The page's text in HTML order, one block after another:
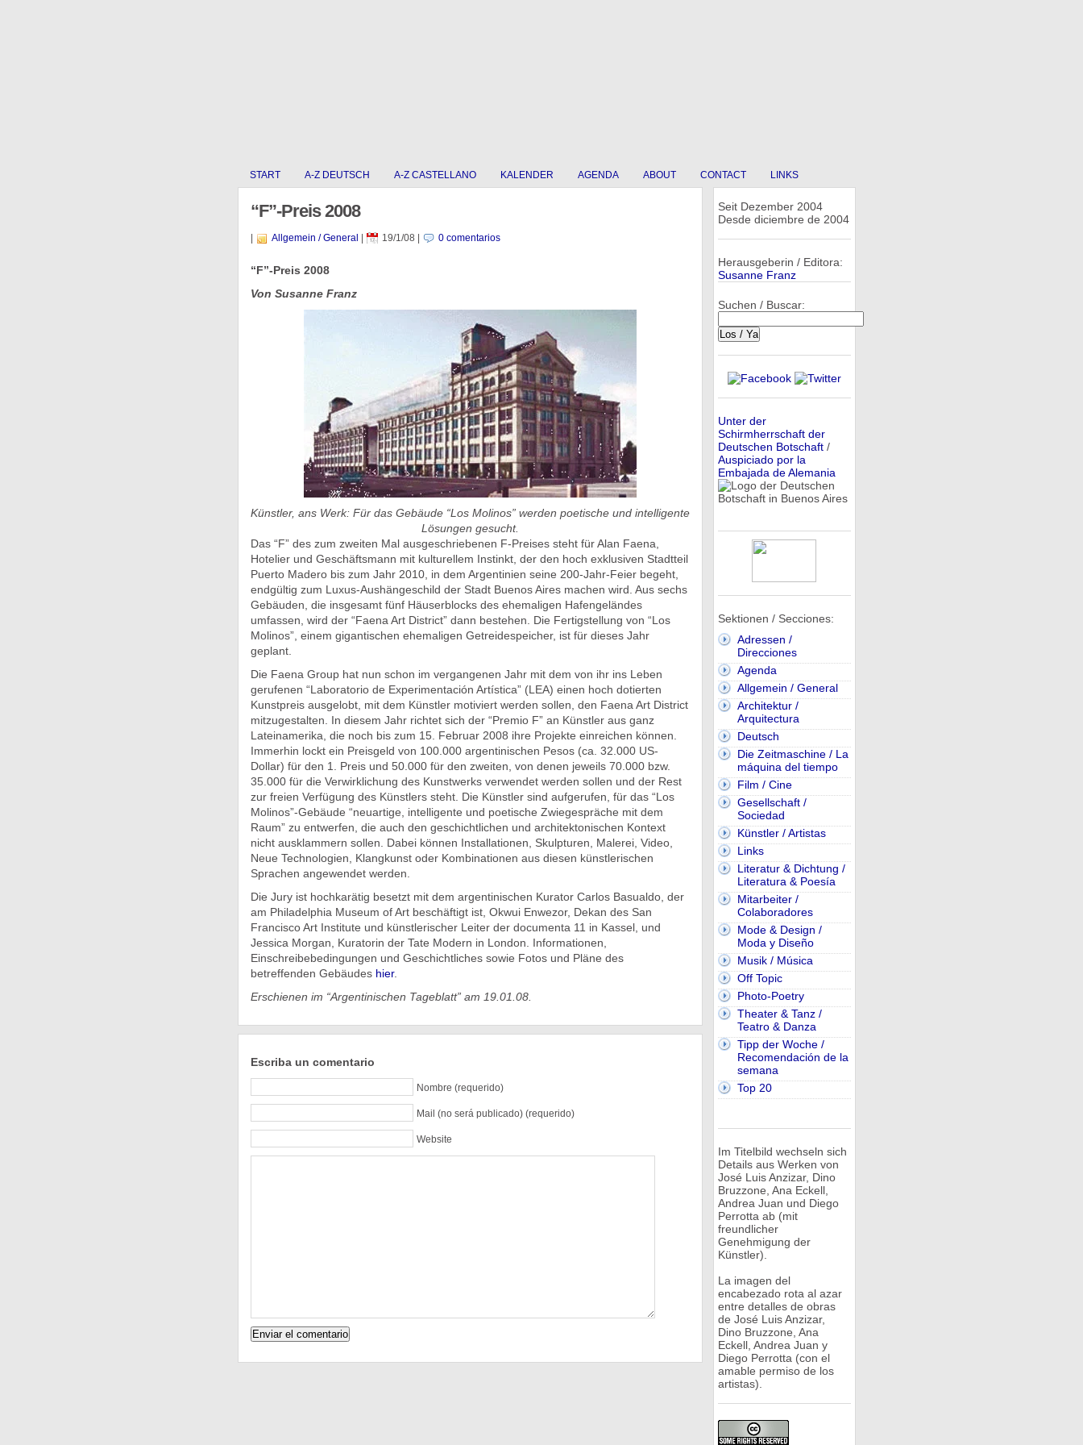
START A-Z DEUTSCH A-Z CASTELLANO KALENDER AGENDA ABOUT CONTACT LINKS
“F”-Preis 2008
Allgemein / General 19/1/08 0 comentarios
“F”-Preis 2008
Von Susanne Franz
Künstler, ans Werk: Für das Gebäude “Los Molinos” werden poetische und intelligente
Lösungen gesucht.
Das “F” des zum zweiten Mal ausgeschriebenen F-Preises steht für Alan Faena,
Hotelier und Geschäftsmann mit kulturellem Instinkt, der den hoch exklusiven Stadtteil
Puerto Madero bis zum Jahr 2010, in dem Argentinien seine 200-Jahr-Feier begeht,
endgültig zum Luxus-Aushängeschild der Stadt Buenos Aires machen wird. Aus sechs
Gebäuden, die insgesamt fünf Häuserblocks des ehemaligen Hafengeländes
umfassen, wird der “Faena Art District” dann bestehen. Die Fertigstellung von “Los
Molinos”, einem gigantischen ehemaligen Getreidespeicher, ist für dieses Jahr
geplant.
Die Faena Group hat nun schon im vergangenen Jahr mit dem von ihr ins Leben
gerufenen “Laboratorio de Experimentación Artística” (LEA) einen hoch dotierten
Kunstpreis ausgelobt, mit dem Künstler motiviert werden sollen, den Faena Art District
mitzugestalten. In diesem Jahr richtet sich der “Premio F” an Künstler aus ganz
Lateinamerika, die noch bis zum 15. Februar 2008 ihre Projekte einreichen können.
Immerhin lockt ein Preisgeld von 100.000 argentinischen Pesos (ca. 32.000 US-
Dollar) für den 1. Preis und 50.000 für den zweiten, von denen jeweils 70.000 bzw.
35.000 für die Verwirklichung des Kunstwerks verwendet werden sollen und der Rest
zur freien Verfügung des Künstlers steht. Die Künstler sind aufgerufen, für das “Los
Molinos”-Gebäude “neuartige, intelligente und poetische Zwiegespräche mit dem
Raum” zu entwerfen, die auch den geschichtlichen und architektonischen Kontext
nicht ausklammern sollen. Dabei können Installationen, Skulpturen, Malerei, Video,
Neue Technologien, Klangkunst oder Kombinationen aus diesen künstlerischen
Sprachen angewendet werden.
Die Jury ist hochkarätig besetzt mit dem argentinischen Kurator Carlos Basualdo, der
am Philadelphia Museum of Art beschäftigt ist, Okwui Enwezor, Dekan des San
Francisco Art Institute und künstlerischer Leiter der documenta 11 in Kassel, und
Jessica Morgan, Kuratorin der Tate Modern in London. Informationen,
Einschreibebedingungen und Geschichtliches sowie Fotos und Pläne des
betreffenden Gebäudes hier.
Erschienen im “Argentinischen Tageblatt” am 19.01.08.
Escriba un comentario
Nombre (requerido)
Mail (no será publicado) (requerido)
Website
Seit Dezember 2004
Desde diciembre de 2004
Herausgeberin / Editora:
Susanne Franz
Suchen / Buscar:
Unter der
Schirmherrschaft der
Deutschen Botschaft/
Auspiciado por la
Embajada de Alemania
Sektionen / Secciones:
Adressen /
Direcciones
Agenda
Allgemein / General
Architektur /
Arquitectura
Deutsch
Die Zeitmaschine / La
máquina del tiempo
Film / Cine
Gesellschaft /
Sociedad
Künstler / Artistas
Links
Literatur & Dichtung /
Literatura & Poesía
Mitarbeiter /
Colaboradores
Mode & Design /
Moda y Diseño
Musik / Música
Off Topic
Photo-Poetry
Theater & Tanz /
Teatro & Danza
Tipp der Woche /
Recomendación de la
semana
Top 20
Im Titelbild wechseln sich
Details aus Werken von
José Luis Anzizar, Dino
Bruzzone, Ana Eckell,
Andrea Juan und Diego
Perrotta ab (mit
freundlicher
Genehmigung der
Künstler).
La imagen del
encabezado rota al azar
entre detalles de obras
de José Luis Anzizar,
Dino Bruzzone, Ana
Eckell, Andrea Juan y
Diego Perrotta (con el
amable permiso de los
artistas).